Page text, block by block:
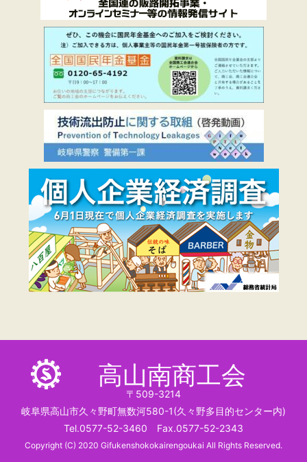
高山南商工会
〒509-3214
岐阜県高山市久々野町無数河580-1(久々野多目的センター内)
Tel.0577-52-3460 Fax.0577-52-2343
Copyright (C) 2020 Gifukenshokokairengoukai All Rights Reserved.